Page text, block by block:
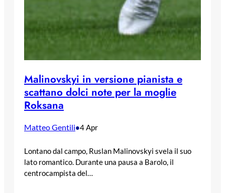
Malinovskyi in versione pianista e
scattano dolci note per la moglie
Roksana
Matteo Gentili•4 Apr
Lontano dal campo, Ruslan Malinovskyi svela il suo
lato romantico. Durante una pausa a Barolo, il
centrocampista del…